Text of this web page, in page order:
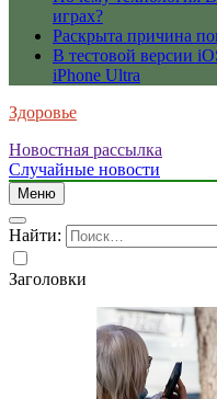
играх?
Раскрыта причина
В тестовой версии
iPhone Ultra
Здоровье
Новостная рассылка
Случайные новости
Меню
Найти:
Заголовки